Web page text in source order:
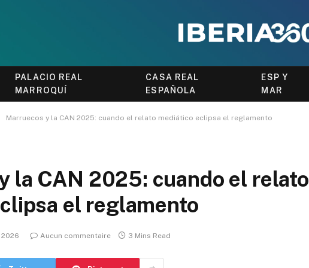
PALACIO REAL
MARROQUÍ
CASA REAL
ESPAÑOLA
ESP Y
MAR
Marruecos y la CAN 2025: cuando el relato mediático eclipsa el reglamento
la CAN 2025: cuando el relato
el reglamento
2026 Aucun commentaire 3 Mins Read